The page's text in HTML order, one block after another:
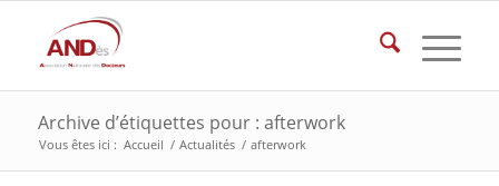
Archive d’étiquettes pour : afterwork
Vous êtes ici : Accueil / Actualités / afterwork